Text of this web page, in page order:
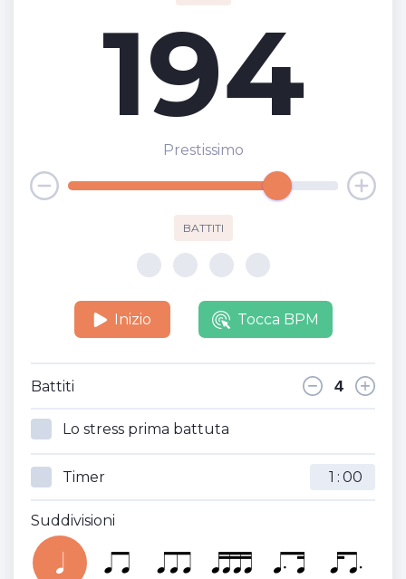
194
Prestissimo
BATTITI
Inizio Tocca BPM
Battiti
Lo stress prima battuta
Timer :
Suddivisioni